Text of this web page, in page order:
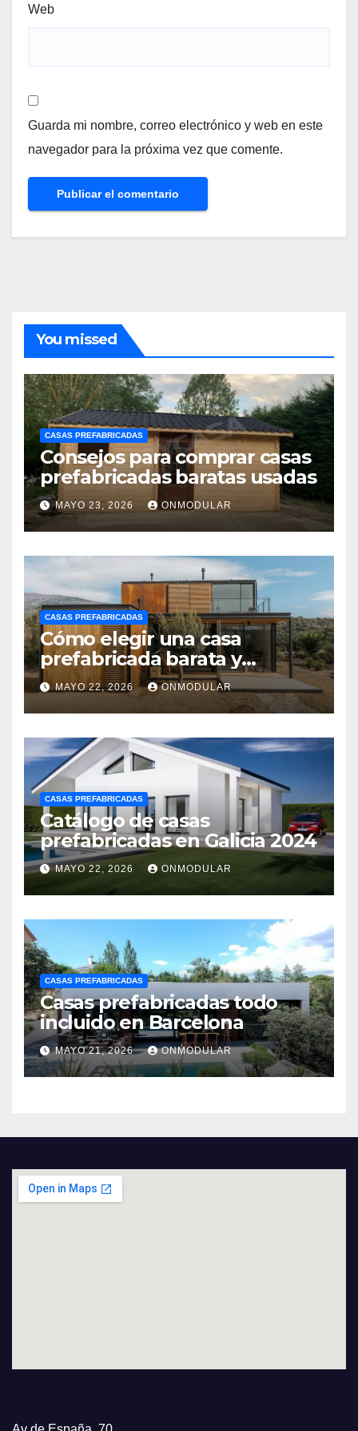
Web
Guarda mi nombre, correo electrónico y web en este
navegador para la próxima vez que comente.
You missed
CASAS PREFABRICADAS
Consejos para comprar casas
prefabricadas baratas usadas
MAYO 23, 2026 ONMODULAR
CASAS PREFABRICADAS
Cómo elegir una casa
prefabricada barata y
moderna
MAYO 22, 2026 ONMODULAR
CASAS PREFABRICADAS
Catálogo de casas
prefabricadas en Galicia 2024
MAYO 22, 2026 ONMODULAR
CASAS PREFABRICADAS
Casas prefabricadas todo
incluido en Barcelona
MAYO 21, 2026 ONMODULAR